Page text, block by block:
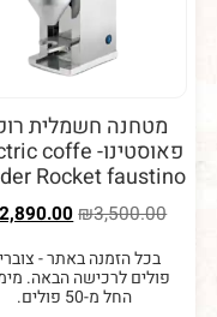
חשמלית רוקט
פאוסטינו- Electric coffe
grinder Rocket
₪
₪2,890.00
הזמנה באתר - צוברים
לרכישה הבאה. מימוש